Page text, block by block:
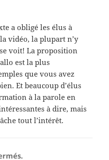
a obligé les élus à
vidéo, la plupart n’y
voit! La proposition
est la plus
que vous avez
Et beaucoup d’élus
à la parole en
à dire, mais
tout l’intérêt.